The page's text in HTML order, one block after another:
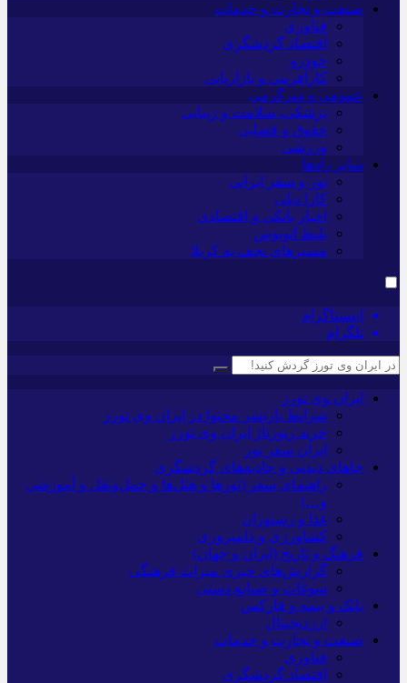
صنعت و تجارت و خدمات
فناوری
اقتصاد گردشگری
خودرو
کارآفرینی و بازاریابی
عمومی و سرگرمی
پزشکی، سلامت و زیبایی
حقوق و قضایی
ورزشی
سایر راه‌ها
تور و سفر ایرانی
کارا دیلی
اخبار بانکی و اقتصادی
بلیط اتوبوس
مسیرهای نجف به کربلا
اینستاگرام
تلگرام
ایران وی تورز
شرایط بازنشر محتوا در ایران وی تورز
خرید رپورتاژ ایران وی تورز
ایران سفر تور
جاهای دیدنی و جاذبه‌های گردشگری
راهنمای سفر (تورها و هتل‌ها و حمل‌و‌نقل و آموزشی
و…)
غذا و رستوران
کشاورزی و دامپروری
فرهنگ و تاریخ (ایران و جهان)
گزارش‌های خبری میراث فرهنگی
سوغات و صنایع دستی
بانک و بیمه و فارکس
ارزدیجیتال
صنعت و تجارت و خدمات
فناوری
اقتصاد گردشگری